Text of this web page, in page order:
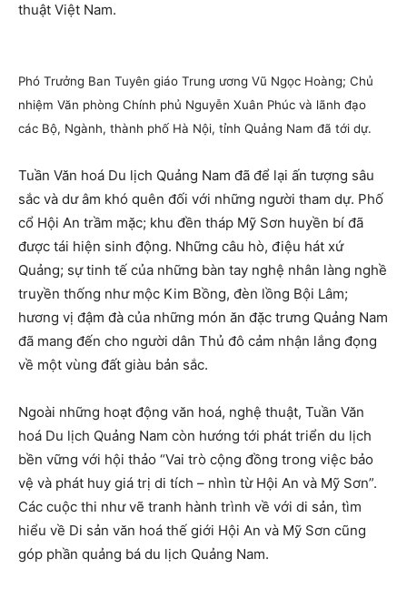
thuật Việt Nam.
Phó Trưởng Ban Tuyên giáo Trung ương Vũ Ngọc Hoàng; Chủ
nhiệm Văn phòng Chính phủ Nguyễn Xuân Phúc và lãnh đạo
các Bộ, Ngành, thành phố Hà Nội, tỉnh Quảng Nam đã tới dự.
Tuần Văn hoá Du lịch Quảng Nam đã để lại ấn tượng sâu
sắc và dư âm khó quên đối với những người tham dự. Phố
cổ Hội An trầm mặc; khu đền tháp Mỹ Sơn huyền bí đã
được tái hiện sinh động. Những câu hò, điệu hát xứ
Quảng; sự tinh tế của những bàn tay nghệ nhân làng nghề
truyền thống như mộc Kim Bồng, đèn lồng Bội Lâm;
hương vị đậm đà của những món ăn đặc trưng Quảng Nam
đã mang đến cho người dân Thủ đô cảm nhận lắng đọng
về một vùng đất giàu bản sắc.
Ngoài những hoạt động văn hoá, nghệ thuật, Tuần Văn
hoá Du lịch Quảng Nam còn hướng tới phát triển du lịch
bền vững với hội thảo “Vai trò cộng đồng trong việc bảo
vệ và phát huy giá trị di tích – nhìn từ Hội An và Mỹ Sơn”.
Các cuộc thi như vẽ tranh hành trình về với di sản, tìm
hiểu về Di sản văn hoá thế giới Hội An và Mỹ Sơn cũng
góp phần quảng bá du lịch Quảng Nam.